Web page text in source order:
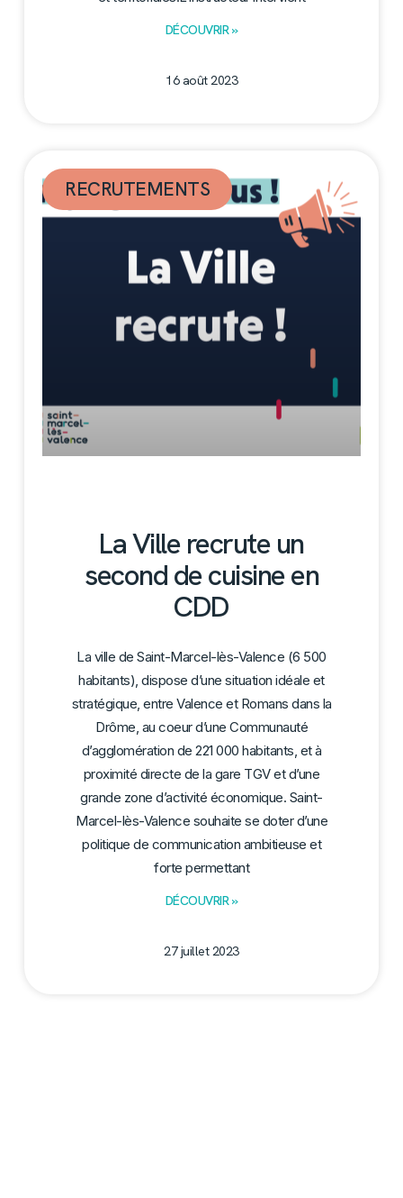
DÉCOUVRIR »
16 août 2023
RECRUTEMENTS
La Ville recrute un
second de cuisine en
CDD
La ville de Saint-Marcel-lès-Valence (6 500
habitants), dispose d’une situation idéale et
stratégique, entre Valence et Romans dans la
Drôme, au coeur d’une Communauté
d’agglomération de 221 000 habitants, et à
proximité directe de la gare TGV et d’une
grande zone d’activité économique. Saint-
Marcel-lès-Valence souhaite se doter d’une
politique de communication ambitieuse et
forte permettant
DÉCOUVRIR »
27 juillet 2023